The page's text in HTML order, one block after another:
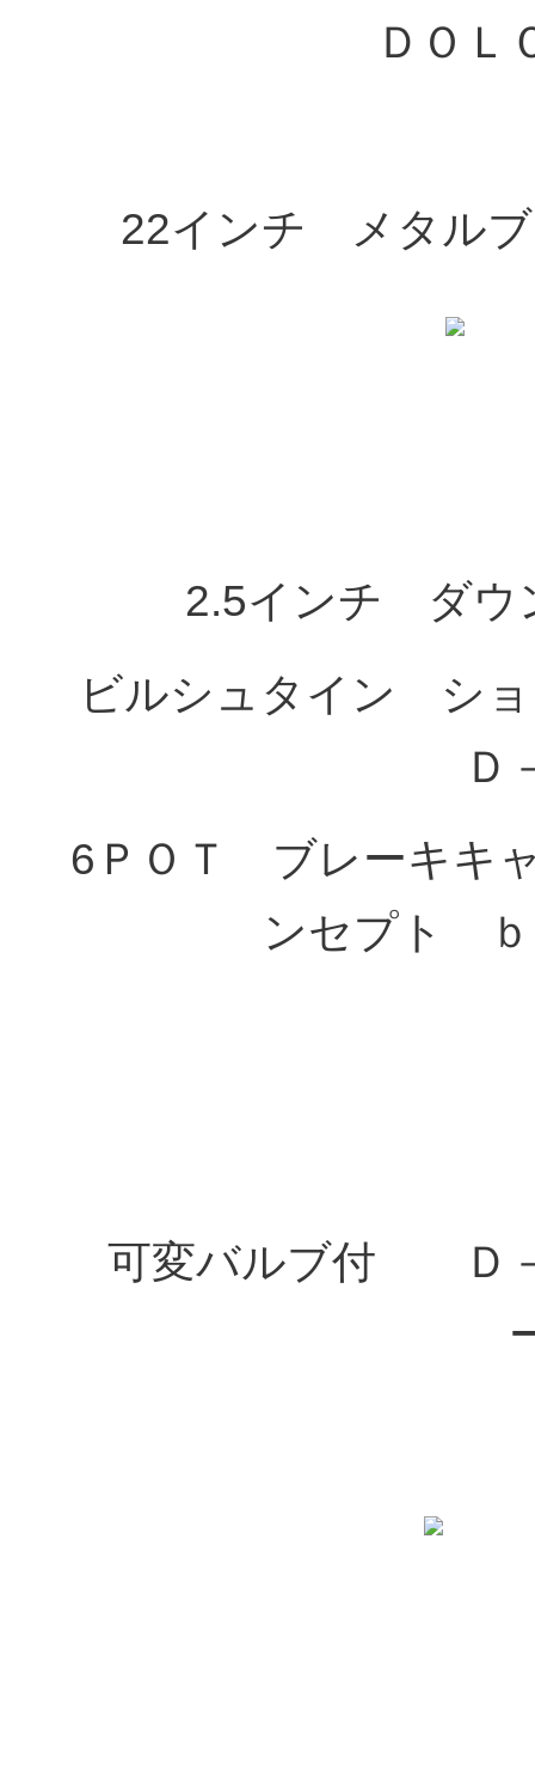
ＤＯ
22インチ メタル
2.5インチ ダ
ビルシュタイン
Ｄ
6ＰＯＴ ブレーキ
ンセプト
可変バルブ付 Ｄ